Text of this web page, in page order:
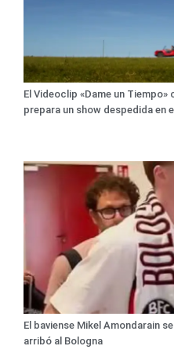
El Videoclip «Dame un
prepara un show despedida en
El baviense Mikel Amondarain
arribó al Bologna